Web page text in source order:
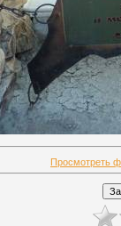
Просмотреть